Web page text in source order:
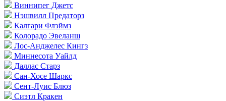
Виннипег Джетс
Нэшвилл Предаторз
Калгари Флэймз
Колорадо Эвеланш
Лос-Анджелес Кингз
Миннесота Уайлд
Даллас Старз
Сан-Хосе Шаркс
Сент-Луис Блюз
Сиэтл Кракен